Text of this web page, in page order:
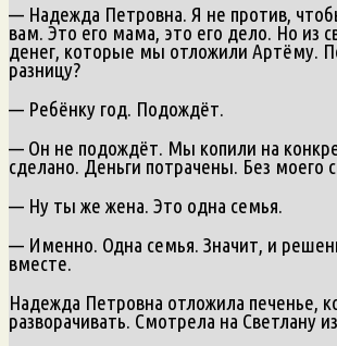
— Надежда Петровна. Я не против,
вам. Это его мама, это его дело. Но из
денег, которые мы отложили Артёму.
разницу?
— Ребёнку год. Подождёт.
— Он не подождёт. Мы копили на
сделано. Деньги потрачены. Без моего
— Ну ты же жена. Это одна семья.
— Именно. Одна семья. Значит, и
вместе.
Надежда Петровна отложила печенье,
разворачивать. Смотрела на Светлану